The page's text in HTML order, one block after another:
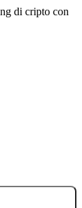
di cripto con